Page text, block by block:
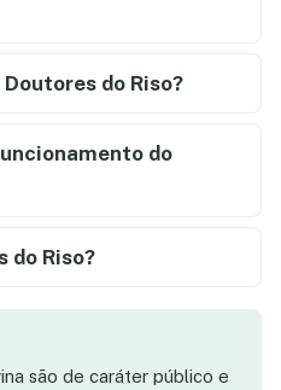
do Riso?
do
do Riso?
são de caráter público e